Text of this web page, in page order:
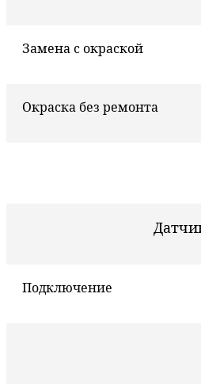
Замена с окраской
Окраска без ремонта
Подключение